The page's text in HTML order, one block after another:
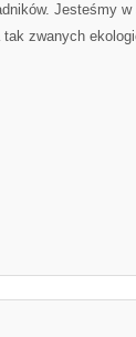
Jesteśmy
zwanych